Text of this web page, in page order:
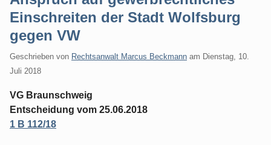
Einschreiten der Stadt Wolfsburg
gegen VW
Geschrieben von Rechtsanwalt Marcus Beckmann am Dienstag, 10.
Juli 2018
VG Braunschweig
Entscheidung vom 25.06.2018
1 B 112/18